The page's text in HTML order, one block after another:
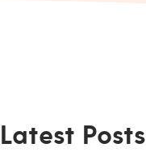
Latest Posts